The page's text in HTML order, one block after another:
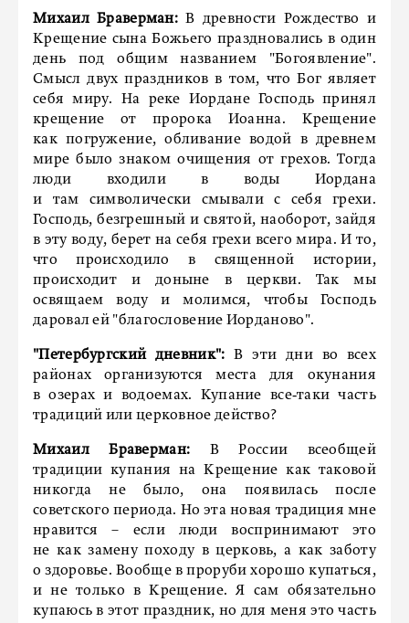
Михаил Браверман: В древности Рождество и
Крещение сына Божьего праздновались в один
день под общим названием "Богоявление".
Смысл двух праздников в том, что Бог являет
себя миру. На реке Иордане Господь принял
крещение от пророка Иоанна. Крещение
как погружение, обливание водой в древнем
мире было знаком очищения от грехов. Тогда
люди входили в воды Иордана
и там символически смывали с себя грехи.
Господь, безгрешный и святой, наоборот, зайдя
в эту воду, берет на себя грехи всего мира. И то,
что происходило в священной истории,
происходит и доныне в церкви. Так мы
освящаем воду и молимся, чтобы Гос­подь
даровал ей "благословение Иорданово".
"Петербургский дневник": В эти дни во всех
районах организуются места для окунания
в озерах и водоемах. Купание все‑таки часть
традиций или церковное действо?
Михаил Браверман: В России всеобщей
традиции купания на Крещение как таковой
никогда не было, она по­явилась после
советского периода. Но эта новая традиция мне
нравится – если люди воспринимают это
не как замену походу в церковь, а как заботу
о здоровье. Вообще в проруби хорошо купаться,
и не только в Крещение. Я сам обязательно
купаюсь в этот праздник, но для меня это часть